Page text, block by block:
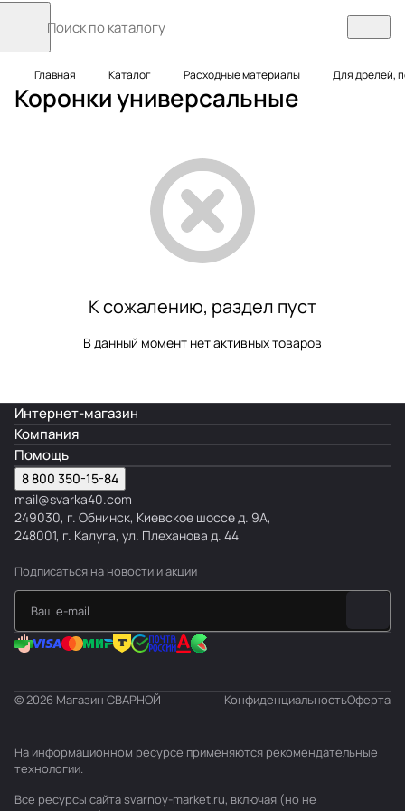
Главная Каталог Расходные материалы Для дрелей,
Коронки универсальные
К сожалению, раздел пуст
В данный момент нет активных товаров
Интернет-магазин
Компания
Помощь
8 800 350-15-84
mail@svarka40.com
249030, г. Обнинск, Киевское шоссе д. 9А,
248001, г. Калуга, ул. Плеханова д. 44
Подписаться на новости и акции
© 2026 Магазин СВАРНОЙ КонфиденциальностьОферта
На информационном ресурсе применяются рекомендательные
технологии.
Все ресурсы сайта svarnoy-market.ru, включая (но не